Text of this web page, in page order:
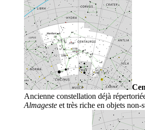
Ancienne constellation déjà
Almageste et très riche en objets non-